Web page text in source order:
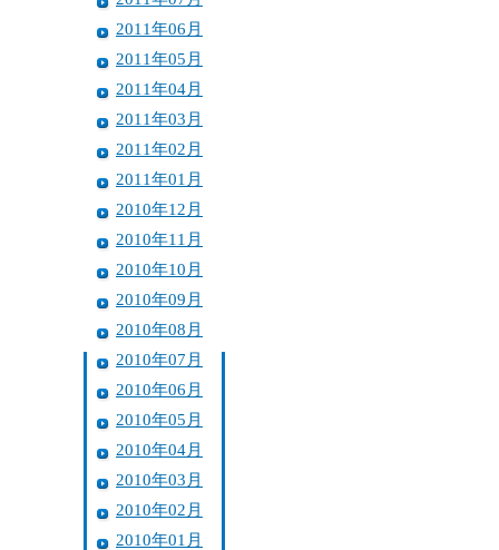
2011年06月
2011年05月
2011年04月
2011年03月
2011年02月
2011年01月
2010年12月
2010年11月
2010年10月
2010年09月
2010年08月
2010年07月
2010年06月
2010年05月
2010年04月
2010年03月
2010年02月
2010年01月